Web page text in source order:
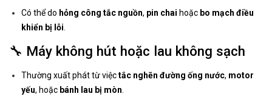
Có thể do hỏng công tắc nguồn, pin chai hoặc bo mạch điều
khiển bị lỗi
🔧 Máy không hút hoặc lau không sạch
Thường xuất phát từ việctắc nghẽn đường ống nước, motor
yếu, hoặc bánh lau bị mòn